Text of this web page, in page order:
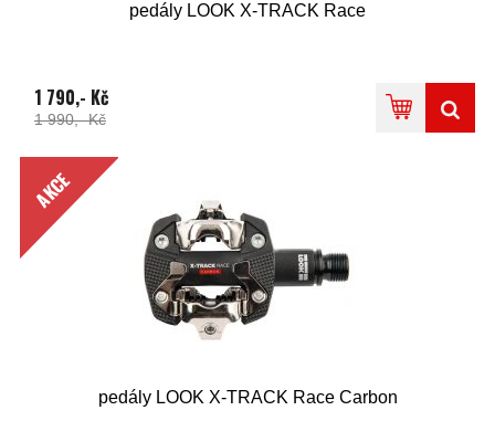
pedály LOOK X-TRACK Race
1 790,- Kč
1 990,- Kč
AKCE
pedály LOOK X-TRACK Race Carbon